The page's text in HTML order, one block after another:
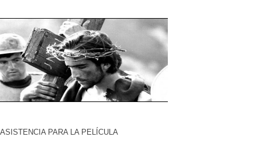
ASISTENCIA PARA LA PELÍCULA